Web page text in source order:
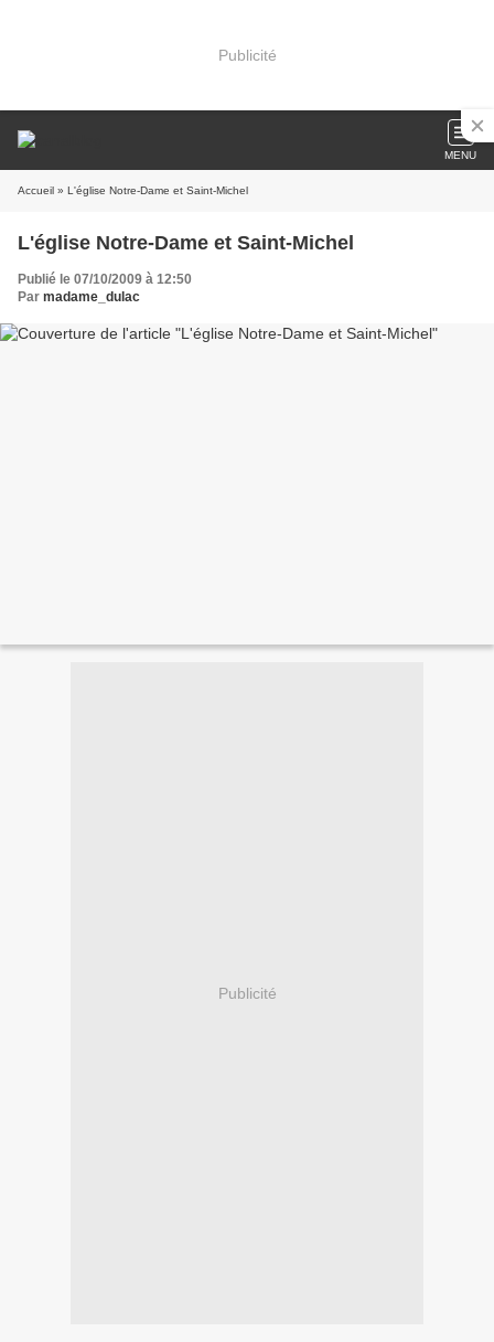
Publicité
MENU
Accueil » L'église Notre-Dame et Saint-Michel
L'église Notre-Dame et Saint-Michel
Publié le 07/10/2009 à 12:50
Par madame_dulac
Publicité